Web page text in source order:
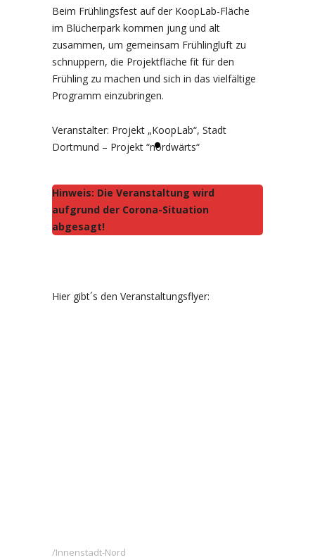
Beim Frühlingsfest auf der KoopLab-Fläche
im Blücherpark kommen jung und alt
zusammen, um gemeinsam Frühlingluft zu
schnuppern, die Projektfläche fit für den
Frühling zu machen und sich in das vielfältige
Programm einzubringen.
Veranstalter: Projekt „KoopLab“, Stadt
Dortmund – Projekt “nordwärts“
Hinweis: Die Veranstaltung wird
aufgrund der Corona-Situation
abgesagt!
Hier gibt´s den Veranstaltungsflyer:
Innenstadt-Nord